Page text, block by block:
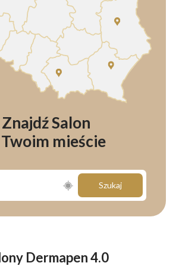
Znajdź Salon
mieście
Szukaj
Dermapen 4.0